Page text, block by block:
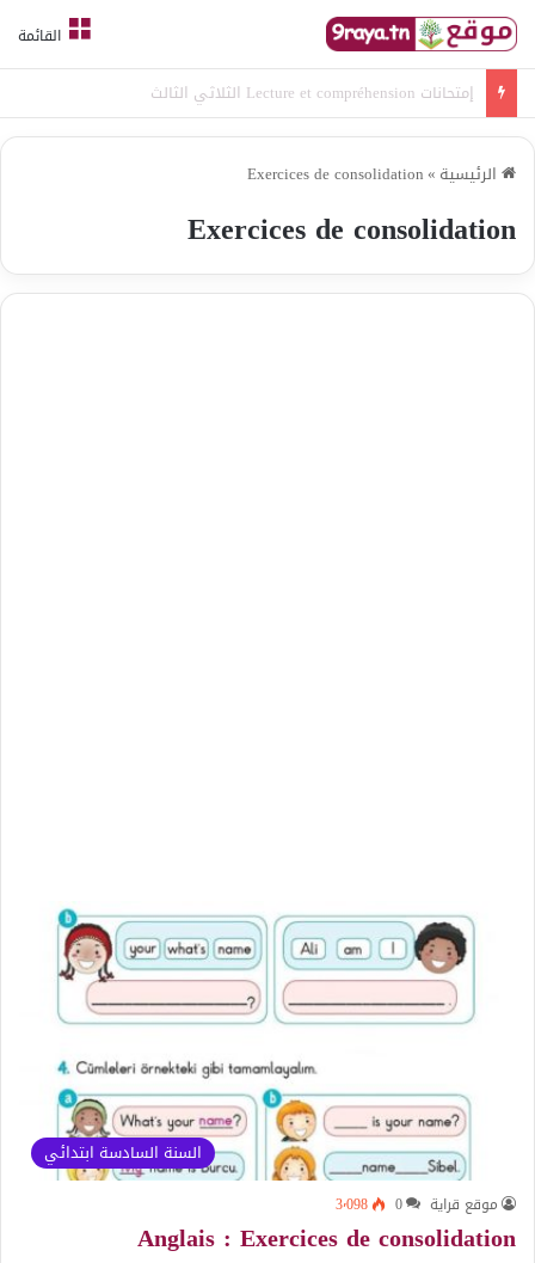
القائمة
امتحانات قواعد لغة الثلاثي الثالث
الرئيسية »
Exercices de consolidation
Exercices de consolidation
السنة السادسة ابتدائي
موقع قراية 0 3٬098
Anglais : Exercices de consolidation